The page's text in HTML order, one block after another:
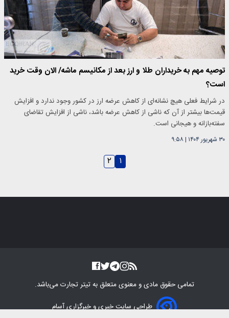
توصیه مهم به خریداران طلا و ارز بعد از مکانیسم ماشه/ الان وقت خرید
است؟
در شرایط فعلی هیچ نشانه‌ای از کاهش عرضه ارز در کشور وجود ندارد و افزایش
قیمت‌ها بیشتر از آن که ناشی از کاهش عرضه باشد، ناشی از افزایش تقاضای
سفته‌بازانه و هیجانی است.
۳۰ شهریور ۱۴۰۴ |۹:۵۸
۱ ۲
تمامی حقوق مادی و معنوی متعلق بهتیتر تجارتمی‌باشد.
طراحی سایت خبری و خبرگزاری آسام